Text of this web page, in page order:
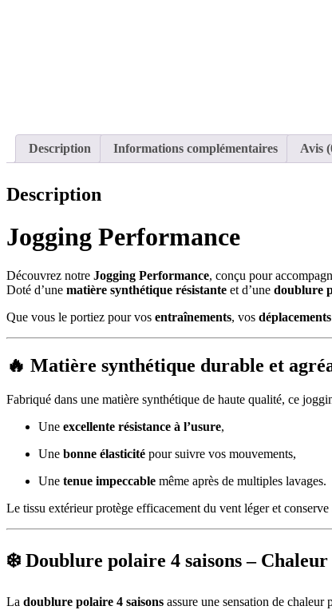
Description Informations complémentaires Avis
Description
Jogging Performance
Découvrez notre Jogging Performance, conçu pour
Doté d’une matière synthétique résistante et d’une doublure
Que vous le portiez pour vos entraînements, vos
🔥 Matière synthétique durable et
Fabriqué dans une matière synthétique de haute qualité, ce
Une excellente résistance à l’usure,
Une bonne élasticité pour suivre vos mouvements,
Une tenue impeccable même après de multiples lavages.
Le tissu extérieur protège efficacement du vent léger et
❄️ Doublure polaire 4 saisons –
La doublure polaire 4 saisons assure une sensation de chaleur